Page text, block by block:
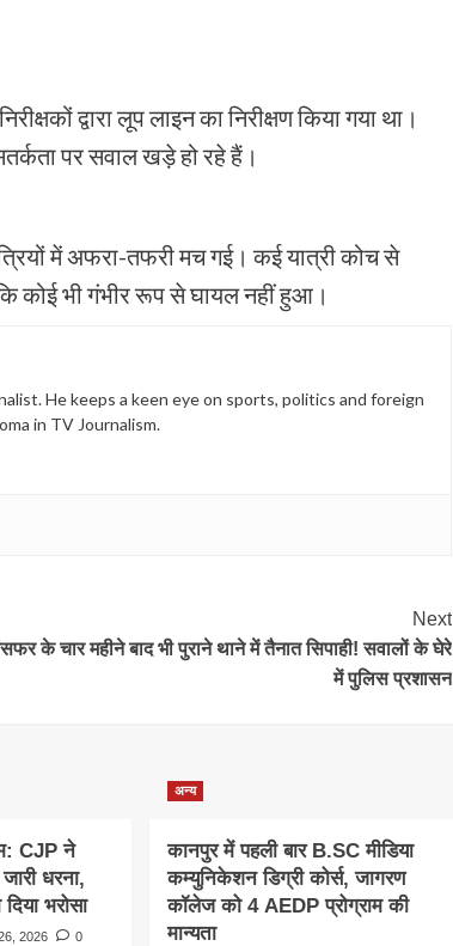
द्वारा लूप लाइन का निरीक्षण किया गया था।
पर सवाल खड़े हो रहे हैं।
में अफरा-तफरी मच गई। कई यात्री कोच से
कोई भी गंभीर रूप से घायल नहीं हुआ।
He keeps a keen eye on sports, politics and foreign
in TV Journalism.
Next
के चार महीने बाद भी पुराने थाने में तैनात सिपाही! सवालों के घेरे
में पुलिस प्रशासन
CJP ने
धरना,
भरोसा
2026 0
अन्य
कानपुर में पहली बार B.SC मीडिया
कम्युनिकेशन डिग्री कोर्स, जागरण
कॉलेज को 4 AEDP प्रोग्राम की
मान्यता